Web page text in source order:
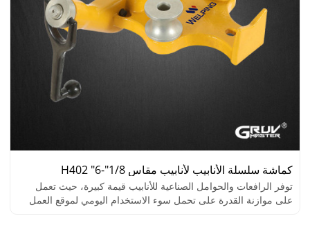
كماشة سلسلة الأنابيب لأنابيب مقاس 1/8"-6" H402
توفر الرافعات والحوامل الصناعية للأنابيب قيمة كبيرة، حيث تعمل
على موازنة القدرة على تحمل سوء الاستخدام اليومي لموقع العمل